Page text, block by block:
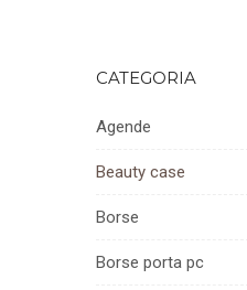
CATEGORIA
Agende
Beauty case
Borse
Borse porta pc